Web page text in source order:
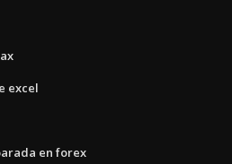
excel
en forex